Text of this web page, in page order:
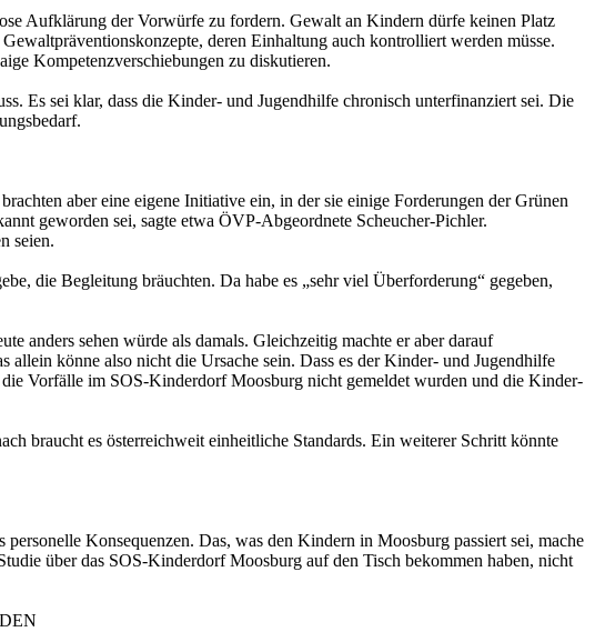
Aufklärung der Vorwürfe zu fordern. Gewalt an Kindern dürfe keinen Platz
deren Einhaltung auch kontrolliert werden müsse.
Kompetenzverschiebungen zu diskutieren.
Es sei klar, dass die Kinder- und Jugendhilfe chronisch unterfinanziert sei. Die
aber eine eigene Initiative ein, in der sie einige Forderungen der Grünen
geworden sei, sagte etwa ÖVP-Abgeordnete Scheucher-Pichler.
seien.
die Begleitung bräuchten. Da habe es „sehr viel Überforderung“ gegeben,
anders sehen würde als damals. Gleichzeitig machte er aber darauf
allein könne also nicht die Ursache sein. Dass es der Kinder- und Jugendhilfe
Vorfälle im SOS-Kinderdorf Moosburg nicht gemeldet wurden und die Kinder-
braucht es österreichweit einheitliche Standards. Ein weiterer Schritt könnte
Konsequenzen. Das, was den Kindern in Moosburg passiert sei, mache
über das SOS-Kinderdorf Moosburg auf den Tisch bekommen haben, nicht